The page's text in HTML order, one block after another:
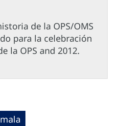
de la OPS/OMS
para la celebración
la OPS and 2012.